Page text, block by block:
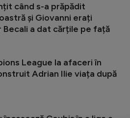
când s-a prăpădit
și Giovanni erați
a dat cărțile pe față
League la afaceri în
Adrian Ilie viața după